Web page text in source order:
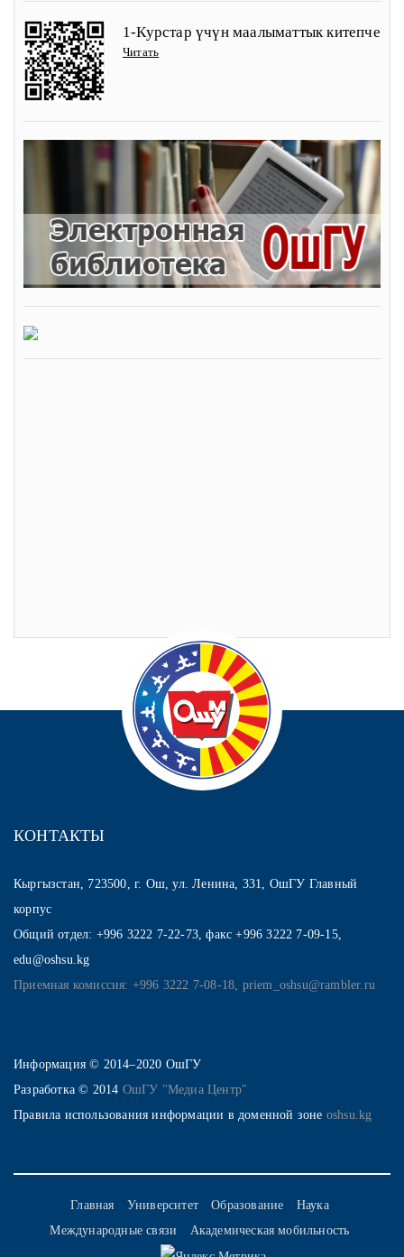
1-Курстар үчүн маалыматтык китепче
Читать
КОНТАКТЫ
Кыргызстан, 723500, г. Ош, ул. Ленина, 331, ОшГУ Главный
корпус
Общий отдел: +996 3222 7-22-73, факс +996 3222 7-09-15,
edu@oshsu.kg
Приемная комиссия: +996 3222 7-08-18, priem_oshsu@rambler.ru
Информация © 2014–2020 ОшГУ
Разработка © 2014 ОшГУ "Медиа Центр"
Правила использования информации в доменной зоне oshsu.kg
Главная Университет Образование
Наука
Международные связи
Академическая мобильность